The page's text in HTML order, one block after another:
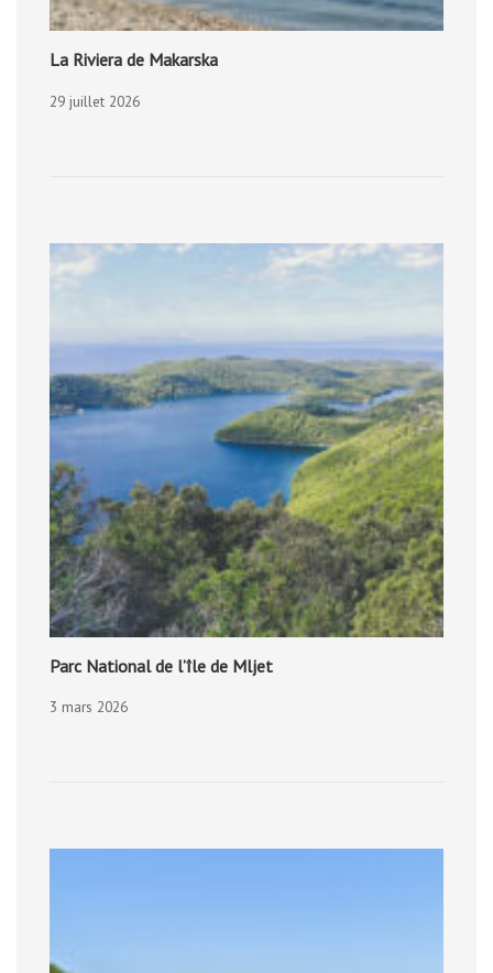
La Riviera de Makarska
29 juillet 2026
Parc National de l’île de Mljet
3 mars 2026